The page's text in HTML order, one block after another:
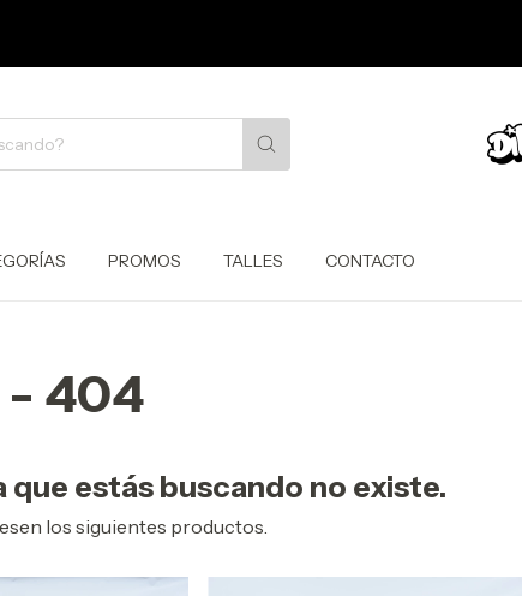
PROMOS TALLES CONTACTO
404
que estás buscando no existe.
los siguientes productos.